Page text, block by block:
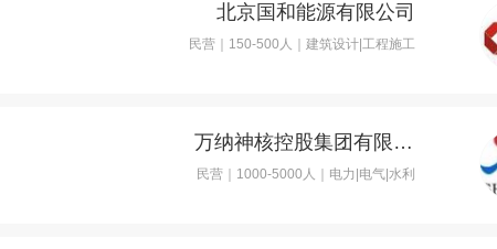
北京国和能源有限公司
民营｜150-500人｜建筑设计|工程施工
万纳神核控股集团有限公司
民营｜1000-5000人｜电力|电气|水利